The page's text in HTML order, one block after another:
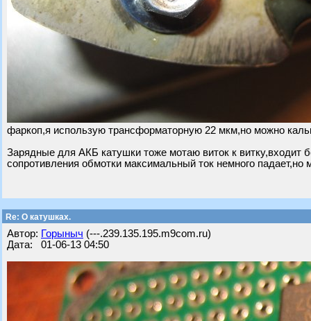
фаркоп,я использую трансформаторную 22 мкм,но можно
Зарядные для АКБ катушки тоже мотаю виток к витку,входит
сопротивления обмотки максимальный ток немного падает,но
Re: О катушках.
Автор: Горыныч (---.239.135.195.m9com.ru)
Дата: 01-06-13 04:50